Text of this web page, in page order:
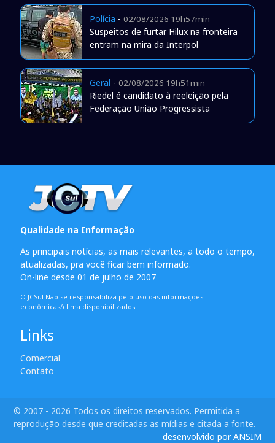
Polícia - 02/08/2026 19h57min
Suspeitos de furtar Hilux na fronteira
entram na mira da Interpol
Geral - 02/08/2026 19h51min
Riedel é candidato à reeleição pela
Federação União Progressista
Qualidade na Informação
As principais notícias, as mais relevantes, a todo o tempo,
atualizadas, pra você ficar bem informado.
On-line desde 01 de julho de 2007
O JCSul Não se responsabiliza pelo uso das informações
econômicas/clima disponibilizados.
Links
Comercial
Contato
© 2007 - 2026 Todos os direitos reservados. Permitida a
reprodução desde que creditadas as mídias e citada a fonte.
desenvolvido por ANSIM